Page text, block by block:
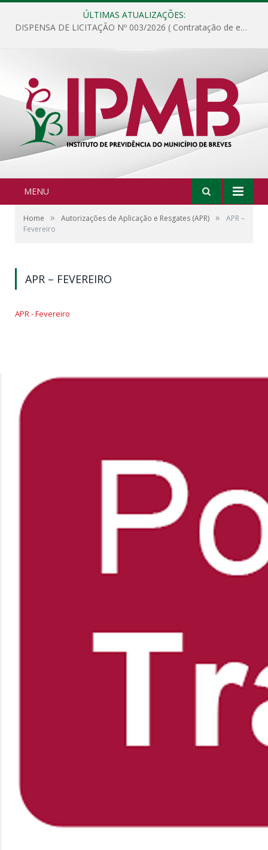
ÚLTIMAS ATUALIZAÇÕES:
DISPENSA DE LICITAÇÃO Nº 003/2026 ( Contratação de empresa para fornecimento de gêneros alimentícios não perecíveis, materiais de expediente, descartáveis, copa e cozinha, para análise e posterior publicação.)
MENU
Home » Autorizações de Aplicação e Resgates (APR) »
APR –
Fevereiro
APR – FEVEREIRO
APR - Fevereiro